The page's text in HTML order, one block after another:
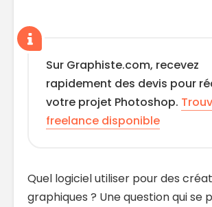
Sur Graphiste.com, recevez
rapidement des devis pour
votre projet Photoshop.
freelance disponible
Quel logiciel utiliser pour des
graphiques ? Une question qui se